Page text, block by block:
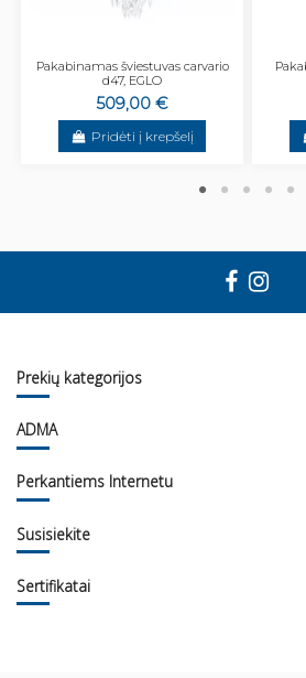
Pakabinamas šviestuvas carvario
d47, EGLO
509,00 €
Pridėti į krepšelį
Prekių kategorijos
ADMA
Perkantiems Internetu
Susisiekite
Sertifikatai